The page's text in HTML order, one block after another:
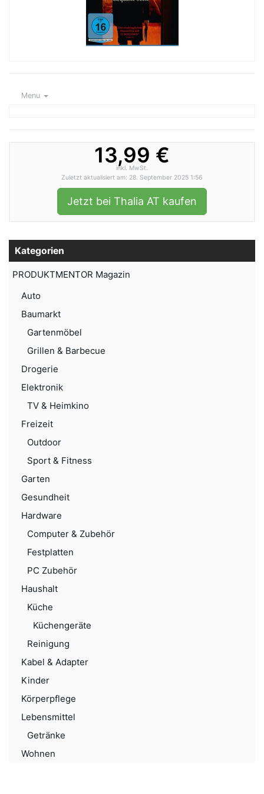
Menu
13,99 €
inkl. MwSt.
Zuletzt aktualisiert am: 28. September 2025 1:56
Jetzt bei Thalia AT kaufen
Kategorien
PRODUKTMENTOR Magazin
Auto
Baumarkt
Gartenmöbel
Grillen & Barbecue
Drogerie
Elektronik
TV & Heimkino
Freizeit
Outdoor
Sport & Fitness
Garten
Gesundheit
Hardware
Computer & Zubehör
Festplatten
PC Zubehör
Haushalt
Küche
Küchengeräte
Reinigung
Kabel & Adapter
Kinder
Körperpflege
Lebensmittel
Getränke
Wohnen